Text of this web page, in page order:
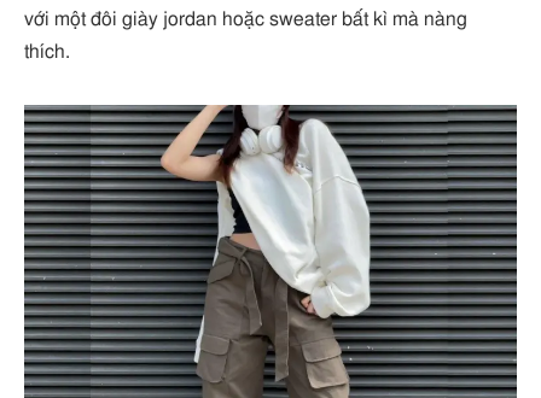
với một đôi giày jordan hoặc sweater bất kì mà nàng
thích.